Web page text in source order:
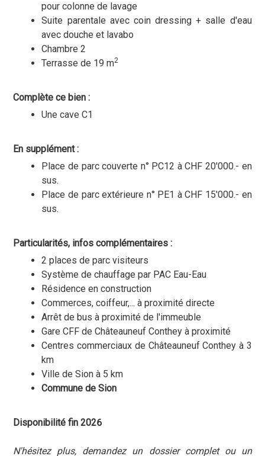
pour colonne de lavage
Suite parentale avec coin dressing + salle d'eau
avec douche et lavabo
Chambre 2
Terrasse de 19 m2
Complète ce bien :
Une cave C1
En supplément :
Place de parc couverte n° PC12 à CHF 20'000.- en
sus.
Place de parc extérieure n° PE1 à CHF 15'000.- en
sus.
Particularités, infos complémentaires :
2 places de parc visiteurs
Système de chauffage par PAC Eau-Eau
Résidence en construction
Commerces, coiffeur,... à proximité directe
Arrêt de bus à proximité de l'immeuble
Gare CFF de Châteauneuf Conthey à proximité
Centres commerciaux de Châteauneuf Conthey à 3
km
Ville de Sion à 5 km
Commune de Sion
Disponibilité fin 2026
N'hésitez plus, demandez un dossier complet ou un